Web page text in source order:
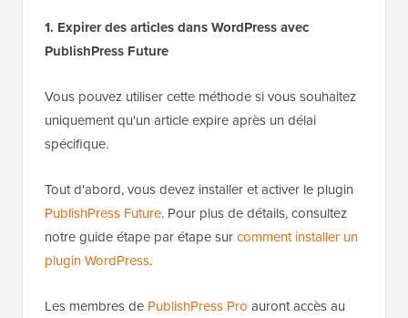
1. Expirer des articles dans WordPress avec
PublishPress Future
Vous pouvez utiliser cette méthode si vous souhaitez
uniquement qu'un article expire après un délai
spécifique.
Tout d'abord, vous devez installer et activer le plugin
PublishPress Future. Pour plus de détails, consultez
notre guide étape par étape surcomment installer un
plugin WordPress.
Les membres de PublishPress Pro auront accès au